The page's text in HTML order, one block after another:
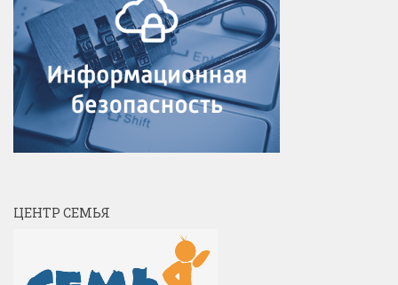
ЦЕНТР СЕМЬЯ